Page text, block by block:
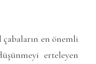
çabaların en önemli
erteleyen